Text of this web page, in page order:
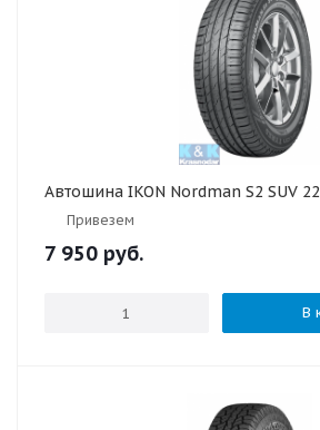
Автошина IKON Nordman S2 SUV
Привезем
7 950 руб.
В